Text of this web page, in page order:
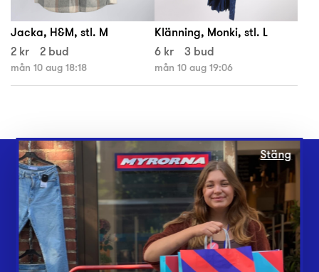
Jacka, H&M, stl. M
2 kr
2 bud
mån 10 aug 18:18
Klänning, Monki, stl. L
6 kr
3 bud
mån 10 aug 19:06
Webbshop
Butiker
Lämna in
Vårt överskott
Stäng